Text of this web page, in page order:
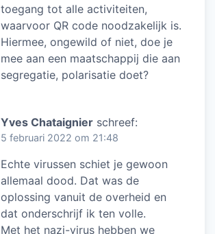
toegang tot alle activiteiten,
waarvoor QR code noodzakelijk is.
Hiermee, ongewild of niet, doe je
mee aan een maatschappij die aan
segregatie, polarisatie doet?
Yves Chataignier schreef:
5 februari 2022 om 21:48
Echte virussen schiet je gewoon
allemaal dood. Dat was de
oplossing vanuit de overheid en
dat onderschrijf ik ten volle.
Met het nazi-virus hebben we